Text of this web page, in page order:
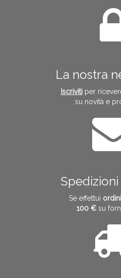
La nostra
Iscrivitiper
su novità e
Se effettui
100 €su